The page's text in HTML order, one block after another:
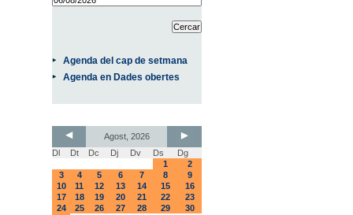
Agenda del cap de setmana
Agenda en Dades obertes
Agost, 2026
Dl
Dt Dc Dj Dv Ds
Dg
1
2
3
4 5 6 7 8
9
10
11 12 13 14 15
16
17
18 19 20 21 22
23
24
25 26 27 28 29
30